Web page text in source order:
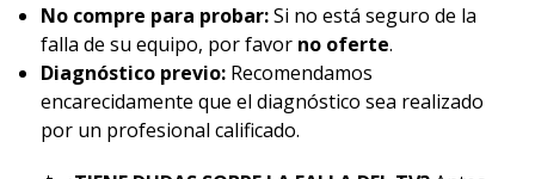
No compre para probar:Si no está seguro de la
falla de su equipo, por favor no oferte.
Diagnóstico previo:Recomendamos
encarecidamente que el diagnóstico sea realizado
por un profesional calificado.